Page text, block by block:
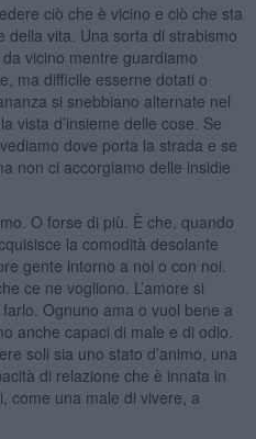
ciò che è vicino e ciò che sta
della vita. Una sorta di strabismo
vicino mentre guardiamo
ma difficile esserne dotati o
si snebbiano alternate nel
vista d’insieme delle cose. Se
dove porta la strada e se
non ci accorgiamo delle insidie
O forse di più. È che, quando
la comodità desolante
gente intorno a noi o con noi.
ce ne vogliono. L’amore si
Ognuno ama o vuol bene a
anche capaci di male e di odio.
soli sia uno stato d’animo, una
di relazione che è innata in
come una male di vivere, a